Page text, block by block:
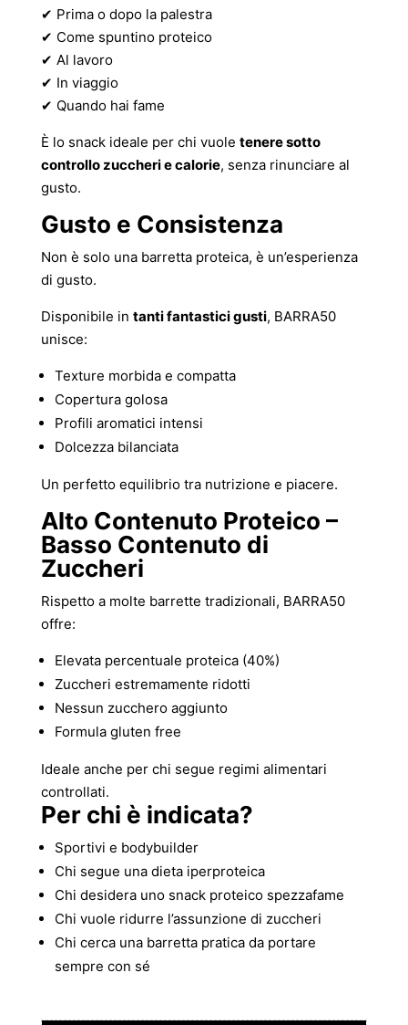
✔ Prima o dopo la palestra
✔ Come spuntino proteico
✔ Al lavoro
✔ In viaggio
✔ Quando hai fame
È lo snack ideale per chi vuole tenere sotto
controllo zuccheri e calorie, senza rinunciare al
gusto.
Gusto e Consistenza
Non è solo una barretta proteica, è un’esperienza
di gusto.
Disponibile in tanti fantastici gusti, BARRA50
unisce:
Texture morbida e compatta
Copertura golosa
Profili aromatici intensi
Dolcezza bilanciata
Un perfetto equilibrio tra nutrizione e piacere.
Alto Contenuto Proteico –
Basso Contenuto di
Zuccheri
Rispetto a molte barrette tradizionali, BARRA50
offre:
Elevata percentuale proteica (40%)
Zuccheri estremamente ridotti
Nessun zucchero aggiunto
Formula gluten free
Ideale anche per chi segue regimi alimentari
controllati.
Per chi è indicata?
Sportivi e bodybuilder
Chi segue una dieta iperproteica
Chi desidera uno snack proteico spezzafame
Chi vuole ridurre l’assunzione di zuccheri
Chi cerca una barretta pratica da portare
sempre con sé